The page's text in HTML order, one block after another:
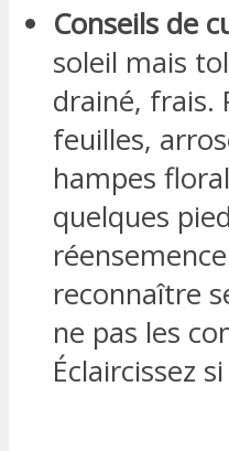
Conseils de
soleil mais
drainé, frais.
feuilles,
hampes
quelques
reconnaître
ne pas les
Éclaircissez